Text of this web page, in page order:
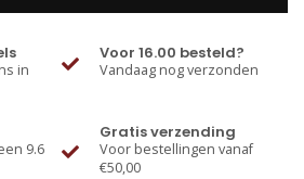
in
Voor 16.00 besteld?
Vandaag nog verzonden
9.6
Gratis verzending
Voor bestellingen vanaf
€50,00